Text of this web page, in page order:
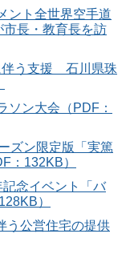
ント全世界空手道
長・教育長を訪
う支援 石川県珠
ン大会（PDF：
ズン限定版「実篤
：132KB）
念イベント「バ
）
公営住宅の提供